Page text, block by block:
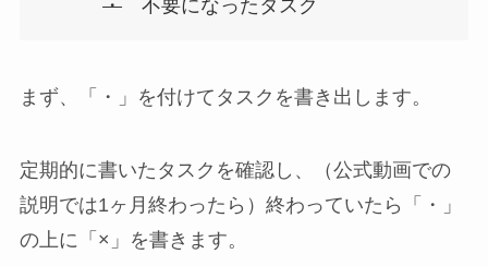
・ 不要になったタスク
まず、「・」を付けてタスクを書き出します。
定期的に書いたタスクを確認し、（公式動画での
説明では1ヶ月終わったら）終わっていたら「・」
の上に「×」を書きます。